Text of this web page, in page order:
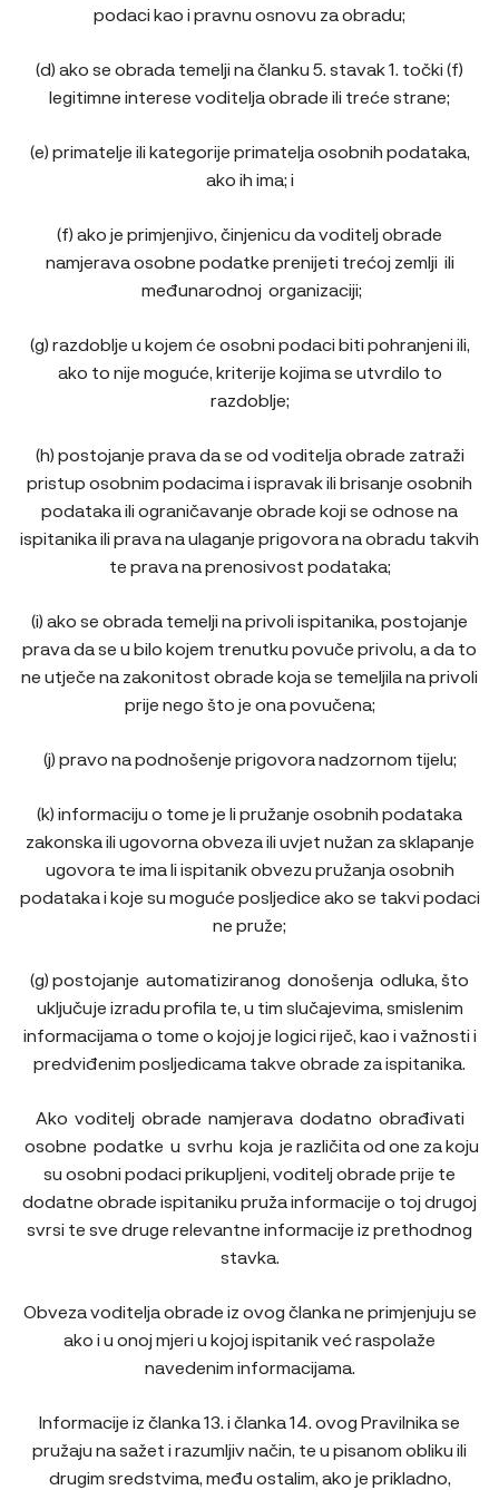
podaci kao i pravnu osnovu za obradu;
(d) ako se obrada temelji na članku 5. stavak 1. točki (f)
legitimne interese voditelja obrade ili treće strane;
(e) primatelje ili kategorije primatelja osobnih podataka,
ako ih ima; i
(f) ako je primjenjivo, činjenicu da voditelj obrade
namjerava osobne podatke prenijeti trećoj zemlji ili
međunarodnoj organizaciji;
(g) razdoblje u kojem će osobni podaci biti pohranjeni ili,
ako to nije moguće, kriterije kojima se utvrdilo to
razdoblje;
(h) postojanje prava da se od voditelja obrade zatraži
pristup osobnim podacima i ispravak ili brisanje osobnih
podataka ili ograničavanje obrade koji se odnose na
ispitanika ili prava na ulaganje prigovora na obradu takvih
te prava na prenosivost podataka;
(i) ako se obrada temelji na privoli ispitanika, postojanje
prava da se u bilo kojem trenutku povuče privolu, a da to
ne utječe na zakonitost obrade koja se temeljila na privoli
prije nego što je ona povučena;
(j) pravo na podnošenje prigovora nadzornom tijelu;
(k) informaciju o tome je li pružanje osobnih podataka
zakonska ili ugovorna obveza ili uvjet nužan za sklapanje
ugovora te ima li ispitanik obvezu pružanja osobnih
podataka i koje su moguće posljedice ako se takvi podaci
ne pruže;
(g) postojanje automatiziranog donošenja odluka, što
uključuje izradu profila te, u tim slučajevima, smislenim
informacijama o tome o kojoj je logici riječ, kao i važnosti i
predviđenim posljedicama takve obrade za ispitanika.
Ako voditelj obrade namjerava dodatno obrađivati
osobne podatke u svrhu koja je različita od one za koju
su osobni podaci prikupljeni, voditelj obrade prije te
dodatne obrade ispitaniku pruža informacije o toj drugoj
svrsi te sve druge relevantne informacije iz prethodnog
stavka.
Obveza voditelja obrade iz ovog članka ne primjenjuju se
ako i u onoj mjeri u kojoj ispitanik već raspolaže
navedenim informacijama.
Informacije iz članka 13. i članka 14. ovog Pravilnika se
pružaju na sažet i razumljiv način, te u pisanom obliku ili
drugim sredstvima, među ostalim, ako je prikladno,